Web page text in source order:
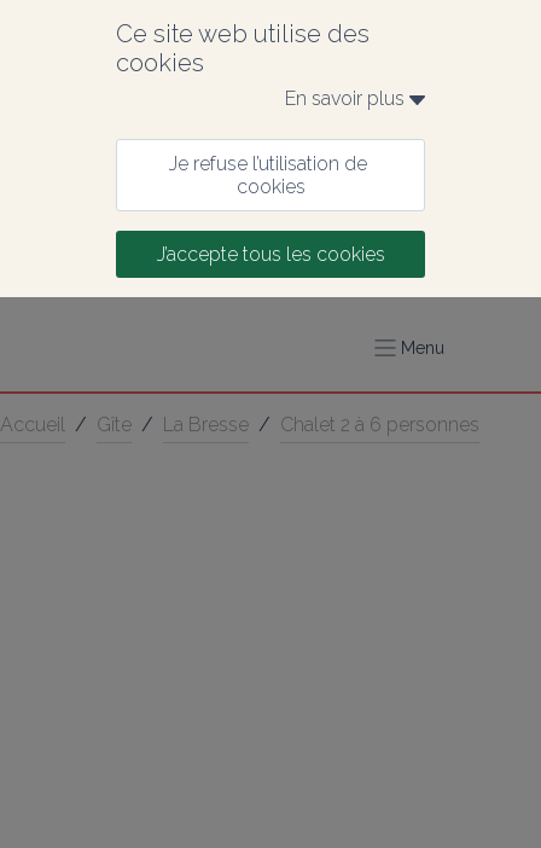
Ce site web utilise des
cookies
En savoir plus
Je refuse l’utilisation de
cookies
J’accepte tous les cookies
Menu
Accueil / Gîte / La Bresse / Chalet 2 à 6 personnes